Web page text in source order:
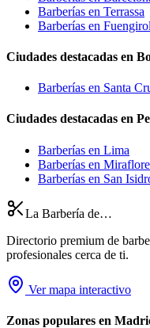
Barberías en Terrassa
Barberías en
Ciudades destacadas en
Barberías en Santa
Ciudades destacadas en
Barberías en Lima
Barberías en
Barberías en San
La Barbería de…
Directorio premium de
profesionales cerca de ti.
Ver mapa interactivo
Zonas populares en